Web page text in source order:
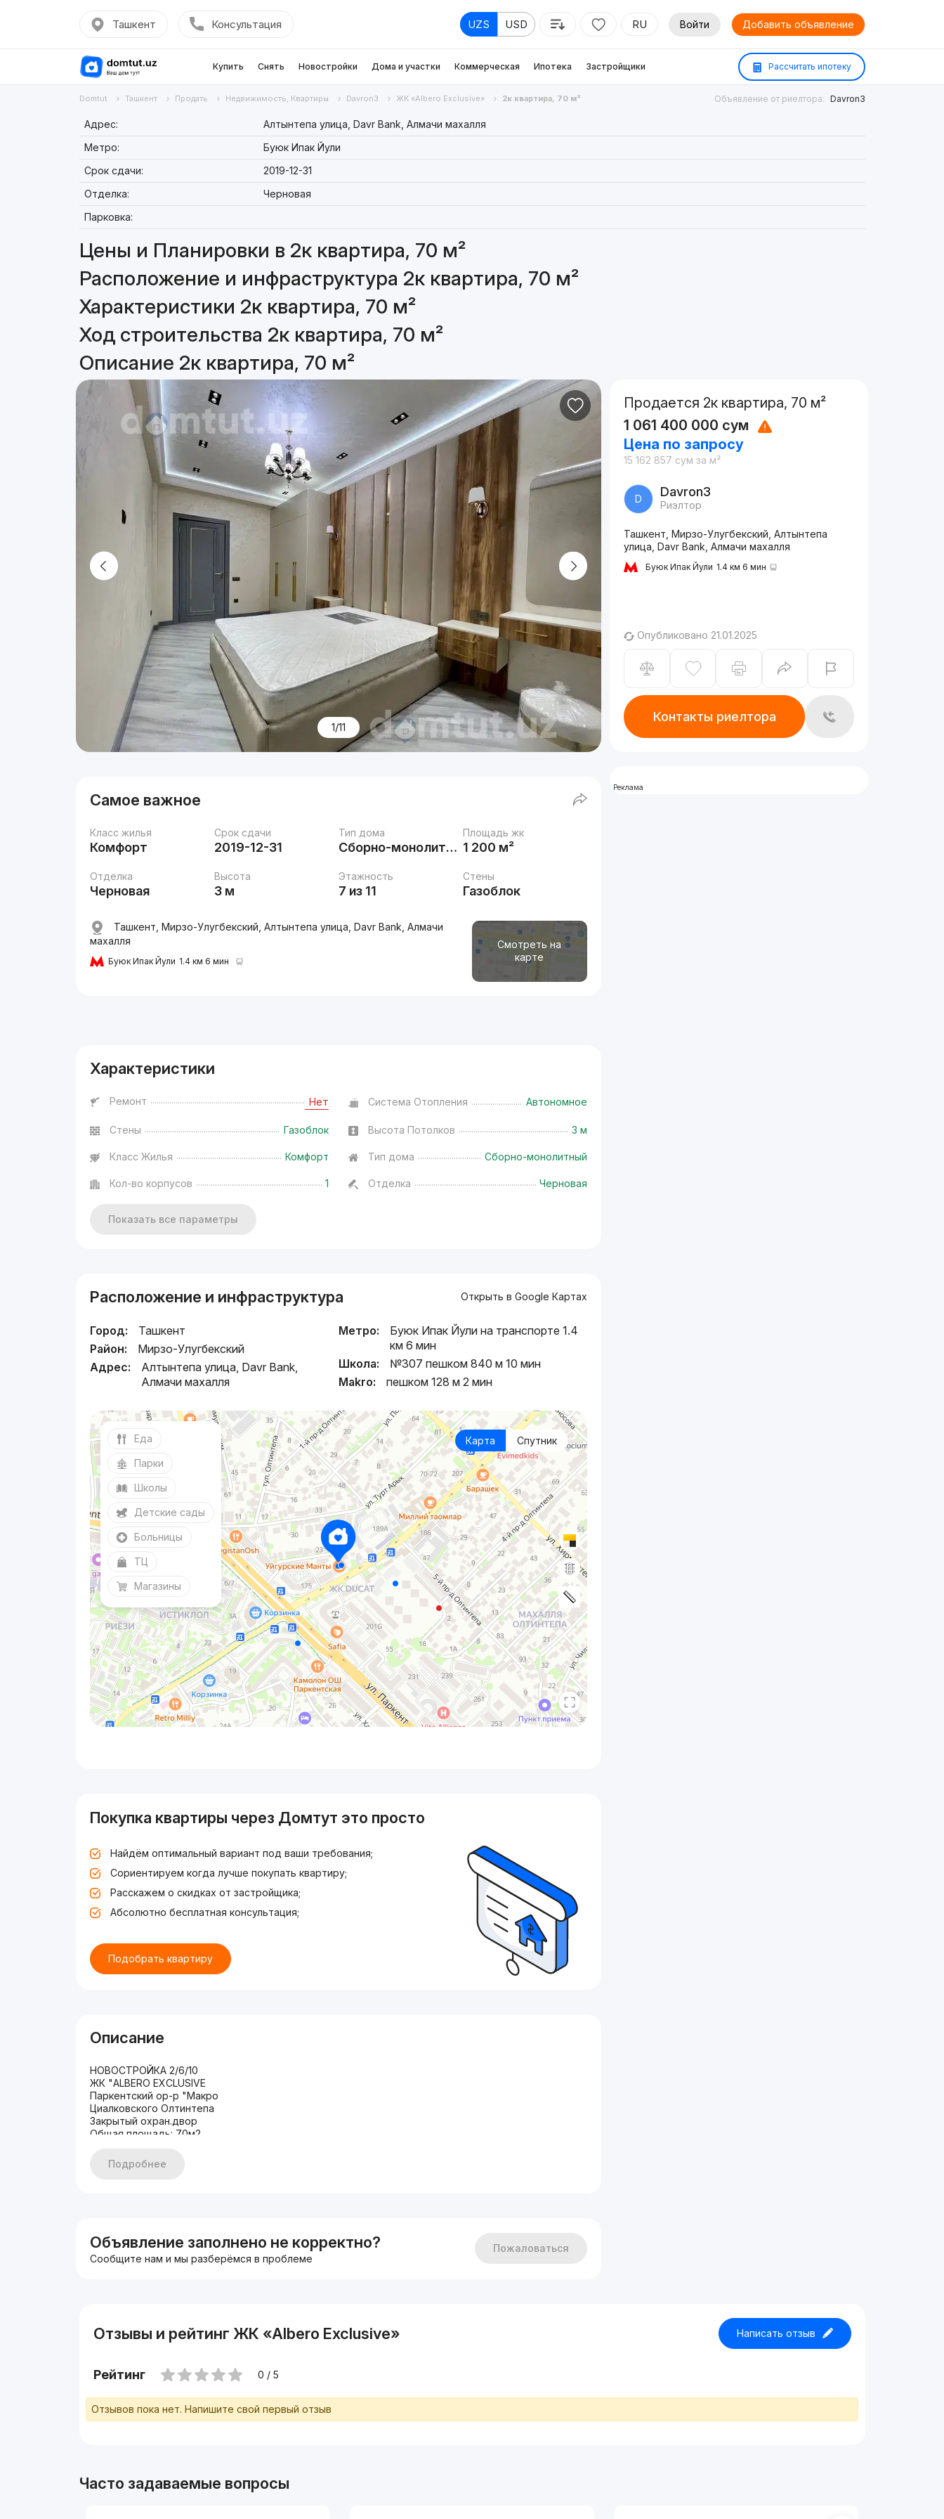
Ташкент Консультация UZS USD RU Войти Добавить объявление
Купить Снять Новостройки Дома и участки Коммерческая Ипотека Застройщики Рассчитать ипотеку
Domtut Ташкент Продать Недвижимость, Квартиры Davron3 ЖК «Albero Exclusive» 2к квартира, 70 м² Объявление от риелтора: Davron3
Адрес:
Алтынтепа улица, Davr Bank, Алмачи махалля
Метро:
Буюк Ипак Йули
Срок сдачи:
2019-12-31
Отделка:
Черновая
Парковка:
Цены и Планировки в 2к квартира, 70 м²
Расположение и инфраструктура 2к квартира, 70 м²
Характеристики 2к квартира, 70 м²
Ход строительства 2к квартира, 70 м²
Описание 2к квартира, 70 м²
1/11
Самое важное
Класс жилья
Комфорт
Срок сдачи
2019-12-31
Тип дома
Сборно-монолитный
Площадь жк
1 200 м²
Отделка
Черновая
Высота
3 м
Этажность
7 из 11
Стены
Газоблок
Смотреть на
карте
Ташкент, Мирзо-Улугбекский, Алтынтепа улица, Davr Bank, Алмачи
махалля
Буюк Ипак Йули 1.4 км 6 мин
Характеристики
Ремонт Нет Система Отопления Автономное
Стены Газоблок Высота Потолков 3 м
Класс Жилья Комфорт Тип дома Сборно-монолитный
Кол-во корпусов 1 Отделка Черновая
Показать все параметры
Расположение и инфраструктура Открыть в Google Картах
Город:
Ташкент
Район:
Мирзо-Улугбекский
Адрес:
Алтынтепа улица, Davr Bank,
Алмачи махалля
Метро:
Буюк Ипак Йули на транспорте 1.4
км 6 мин
Школа:
№307 пешком 840 м 10 мин
Makro:
пешком 128 м 2 мин
Карта Спутник
Еда
Парки
Школы
Детские сады
Больницы
ТЦ
Магазины
Покупка квартиры через Домтут это просто
Найдём оптимальный вариант под ваши требования;
Сориентируем когда лучше покупать квартиру;
Расскажем о скидках от застройщика;
Абсолютно бесплатная консультация;
Подобрать квартиру
Описание
НОВОСТРОЙКА 2/6/10
ЖК "ALBERO EXCLUSIVE
Паркентский ор-р "Макро
Циалковского Олтинтепа
Закрытый охран.двор
Общая площадь: 70м2
Мебелью и ТЕХНИКОЙ
ЦЕНА: 87.000 без торга
Подробнее
Объявление заполнено не корректно?
Сообщите нам и мы разберёмся в проблеме
Пожаловаться
Продается 2к квартира, 70 м²
1 061 400 000 сум
Цена по запросу
15 162 857 сум за м²
D Davron3
Риэлтор
Ташкент, Мирзо-Улугбекский, Алтынтепа
улица, Davr Bank, Алмачи махалля
Буюк Ипак Йули 1.4 км 6 мин
Опубликовано 21.01.2025
Контакты риелтора
Реклама
Отзывы и рейтинг ЖК «Albero Exclusive» Написать отзыв
Рейтинг 0 / 5
Отзывов пока нет. Напишите свой первый отзыв
Часто задаваемые вопросы